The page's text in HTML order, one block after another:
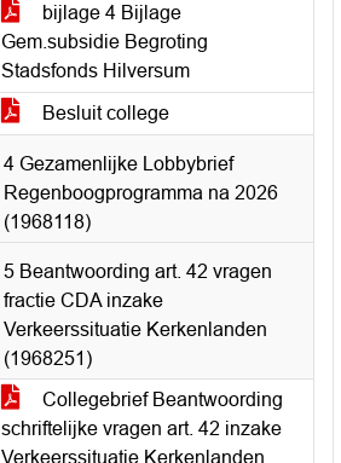
bijlage 4 Bijlage
Gem.subsidie Begroting
Stadsfonds Hilversum
Besluit college
4 Gezamenlijke Lobbybrief
Regenboogprogramma na 2026
(1968118)
5 Beantwoording art. 42 vragen
fractie CDA inzake
Verkeerssituatie Kerkenlanden
(1968251)
Collegebrief Beantwoording
schriftelijke vragen art. 42 inzake
Verkeerssituatie Kerkenlanden